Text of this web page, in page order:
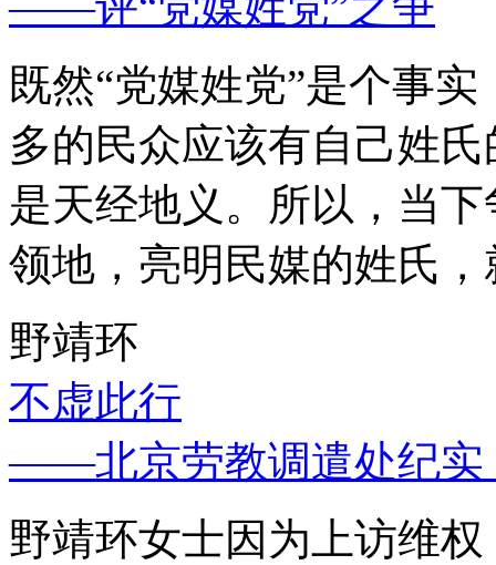
既然“党媒姓党”是个事
多的民众应该有自己姓
是天经地义。所以，当
领地，亮明民媒的姓氏
野靖环
不虚此行
——北京劳教调遣处纪实
野靖环女士因为上访维